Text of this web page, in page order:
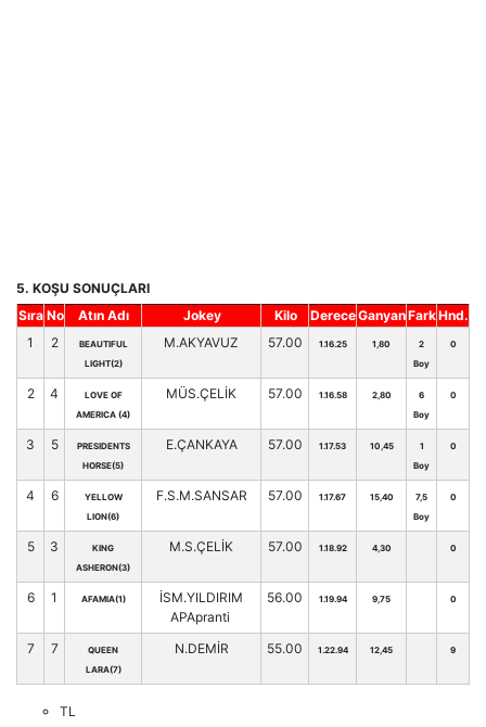
5. KOŞU SONUÇLARI
Sıra No Atın Adı Jokey Kilo DereceGanyanFarkHnd.
1
2
BEAUTIFUL
LIGHT(2)
M.AKYAVUZ 57.00 1.16.25 1,80
2
Boy
0
2 4
LOVE OF
AMERICA (4)
MÜS.ÇELİK 57.00 1.16.58 2,80
6
Boy
0
3 5
PRESIDENTS
HORSE(5)
E.ÇANKAYA 57.00 1.17.53 10,45
1
Boy
0
4 6
YELLOW
LION(6)
F.S.M.SANSAR 57.00 1.17.67 15,40
7,5
Boy
0
5 3
KING
ASHERON(3)
M.S.ÇELİK 57.00 1.18.92 4,30 0
6 1 AFAMIA(1)
İSM.YILDIRIM
APApranti
56.00 1.19.94 9,75 0
7 7
QUEEN
LARA(7)
N.DEMİR 55.00 1.22.94 12,45 9
TL